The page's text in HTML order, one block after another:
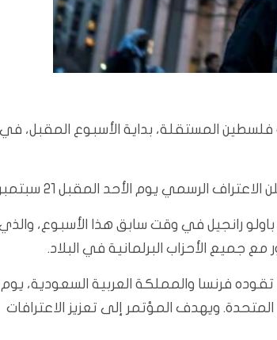
فلسطين المستقلة، بداية الأسبوع المقبل، في
الرسمي يوم الأحد المقبل 21 سبتمبر.
باولو رانجيل في وقت سابق هذا الأسبوع،
جميع الأحزاب البرلمانية في البلاد.
فرنسا والمملكة العربية السعودية، يوم
ويهدف المؤتمر إلى تعزيز الاعترافات